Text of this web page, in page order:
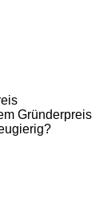
Gründerpreis